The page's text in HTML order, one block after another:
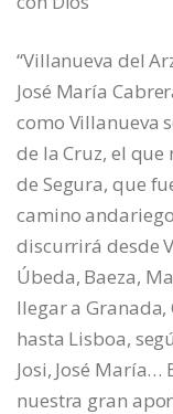
“Villanueva del
José María
como Villanueva
de la Cruz, el que
de Segura, que
camino
discurrirá desde
Úbeda, Baeza,
llegar a
hasta Lisboa,
Josi, José María…
nuestra gran